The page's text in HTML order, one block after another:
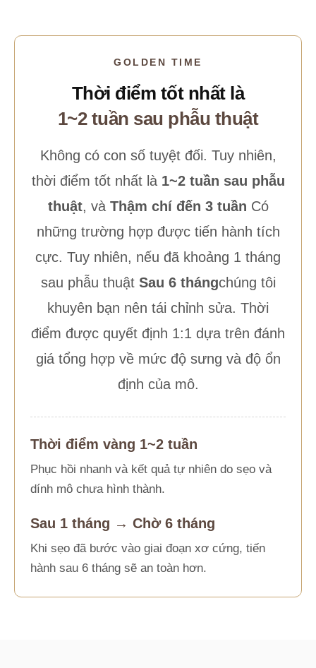
GOLDEN TIME
Thời điểm tốt nhất là
1~2 tuần sau phẫu thuật
Không có con số tuyệt đối. Tuy nhiên,
thời điểm tốt nhất là 1~2 tuần sau phẫu
thuật, và Thậm chí đến 3 tuần Có
những trường hợp được tiến hành tích
cực. Tuy nhiên, nếu đã khoảng 1 tháng
sau phẫu thuật Sau 6 thángchúng tôi
khuyên bạn nên tái chỉnh sửa. Thời
điểm được quyết định 1:1 dựa trên đánh
giá tổng hợp về mức độ sưng và độ ổn
định của mô.
Thời điểm vàng 1~2 tuần
Phục hồi nhanh và kết quả tự nhiên do sẹo và
dính mô chưa hình thành.
Sau 1 tháng → Chờ 6 tháng
Khi sẹo đã bước vào giai đoạn xơ cứng, tiến
hành sau 6 tháng sẽ an toàn hơn.